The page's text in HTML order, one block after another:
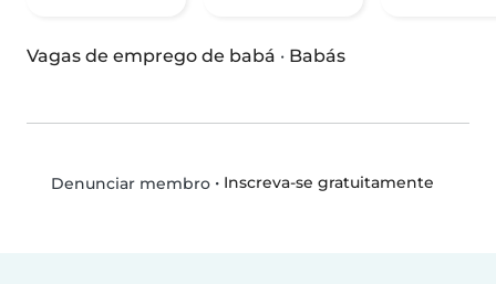
Vagas de emprego de babá · Babás
Denunciar membro• Inscreva-se gratuitamente